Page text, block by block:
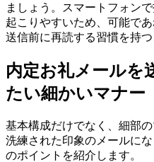
ましょう。スマートフォン
起こりやすいため、可能で
送信前に再読する習慣を持つ
内定お礼メールを
たい細かいマナー
基本構成だけでなく、細部
洗練された印象のメールに
のポイントを紹介します。